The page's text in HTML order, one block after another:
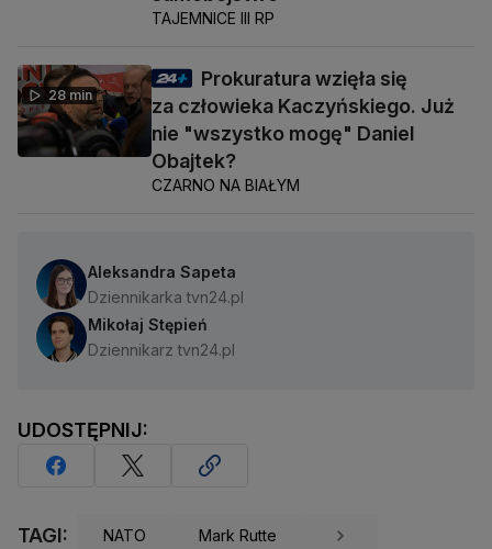
TAJEMNICE III RP
28 min
Prokuratura wzięła się
za człowieka Kaczyńskiego. Już
nie "wszystko mogę" Daniel
Obajtek?
CZARNO NA BIAŁYM
Aleksandra Sapeta
Dziennikarka tvn24.pl
Mikołaj Stępień
Dziennikarz tvn24.pl
UDOSTĘPNIJ:
TAGI: NATO Mark Rutte